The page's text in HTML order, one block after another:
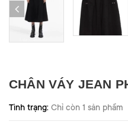
CHÂN VÁY JEAN
Tình trạng: Chỉ còn 1 sản phẩm